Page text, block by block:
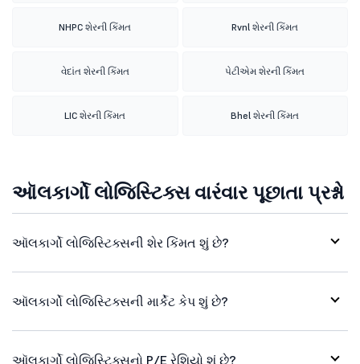
NHPC શેરની કિંમત Rvnl શેરની કિંમત
વેદાંત શેરની કિંમત પેટીએમ શેરની કિંમત
LIC શેરની કિંમત Bhel શેરની કિંમત
ઑલકાર્ગો લોજિસ્ટિક્સ વારંવાર પૂછાતા પ્રશ્નો
ઑલકાર્ગો લોજિસ્ટિક્સની શેર કિંમત શું છે?
ઑલકાર્ગો લોજિસ્ટિક્સની માર્કેટ કેપ શું છે?
ઑલકાર્ગો લોજિસ્ટિક્સનો P/E રેશિયો શું છે?